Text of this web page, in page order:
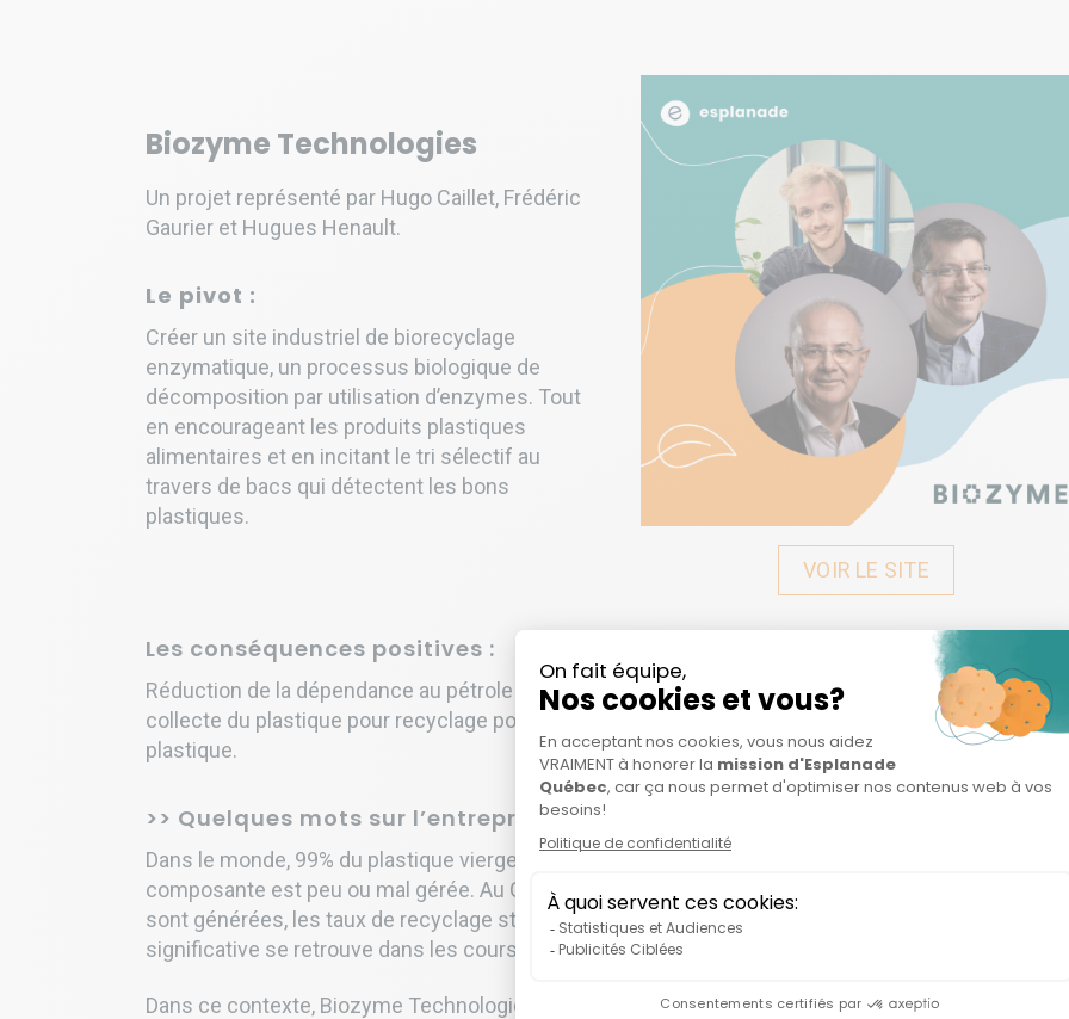
Biozyme Technologies
Un projet représenté par Hugo Caillet, Frédéric
Gaurier et Hugues Henault.
Le pivot :
Créer un site industriel de biorecyclage
enzymatique, un processus biologique de
décomposition par utilisation d’enzymes. Tout
en encourageant les produits plastiques
alimentaires et en incitant le tri sélectif au
travers de bacs qui détectent les bons
plastiques.
VOIR LE SITE
Les conséquences positives :
Réduction de la dépendance au pétrole pour fabriquer du plastique, encourager le tri sélectif et la
collecte du plastique pour recyclage pour répondre à une urgence: celle de diminuer la pollution
plastique.
>> Quelques mots sur l’entreprise Biozyme Technologies :
Dans le monde, 99% du plastique vierge produit est d’origine fossile et la fin de vie de cette
composante est peu ou mal gérée. Au Québec, près de 400 000 tonnes de déchets PET et
sont générées, les taux de recyclage stagnant à seulement 14% et 9% respectivement, une
significative se retrouve dans les cours d’eau et les écosystèmes.
Dans ce contexte, Biozyme Technologies ambitionne d’introduire une nouvelle gestion des